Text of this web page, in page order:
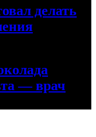
делать
— врач